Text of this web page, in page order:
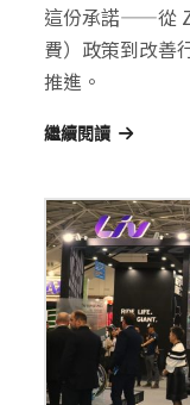
這份承諾——從
費）政策到改善
推進。
繼續閱讀